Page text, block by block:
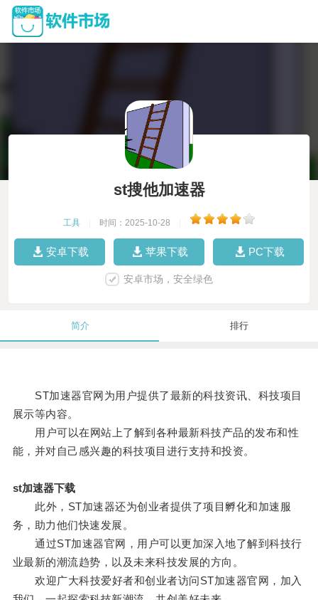
st搜他加速器
工具 时间：2025-10-28
安卓下载 苹果下载 PC下载
安卓市场，安全绿色
简介 排行
ST加速器官网为用户提供了最新的科技资讯、科技项目
展示等内容。
用户可以在网站上了解到各种最新科技产品的发布和性
能，并对自己感兴趣的科技项目进行支持和投资。
st加速器下载
此外，ST加速器还为创业者提供了项目孵化和加速服
务，助力他们快速发展。
通过ST加速器官网，用户可以更加深入地了解到科技行
业最新的潮流趋势，以及未来科技发展的方向。
欢迎广大科技爱好者和创业者访问ST加速器官网，加入